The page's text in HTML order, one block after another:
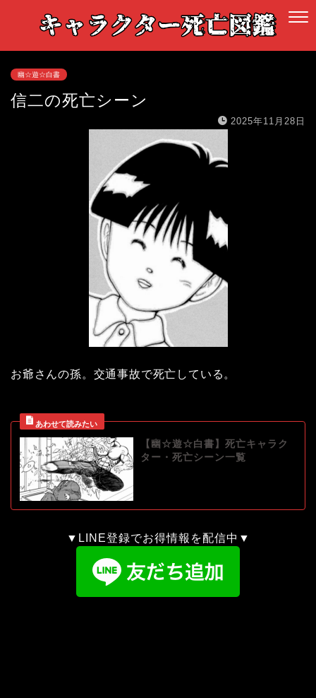
幽☆遊☆白書
信二の死亡シーン
2025年11月28日
お爺さんの孫。交通事故で死亡している。
【幽☆遊☆白書】死亡キャラク
ター・死亡シーン一覧
▼LINE登録でお得情報を配信中▼